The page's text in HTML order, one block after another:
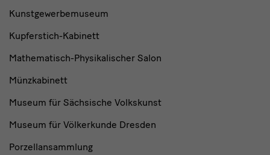
Kunstgewerbemuseum
Kupferstich-Kabinett
Mathematisch-Physikalischer Salon
Münzkabinett
Museum für Sächsische Volkskunst
Museum für Völkerkunde Dresden
Porzellansammlung